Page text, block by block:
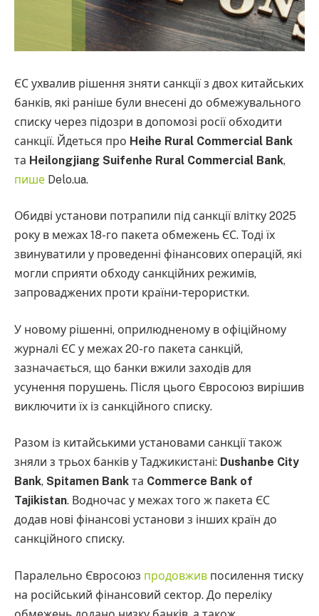
ЄС ухвалив рішення зняти санкції з двох китайських
банків, які раніше були внесені до обмежувального
списку через підозри в допомозі росії обходити
санкції. Йдеться про Heihe Rural Commercial Bank
та Heilongjiang Suifenhe Rural Commercial Bank,
пише Delo.ua.
Обидві установи потрапили під санкції влітку 2025
року в межах 18-го пакета обмежень ЄС. Тоді їх
звинуватили у проведенні фінансових операцій, які
могли сприяти обходу санкційних режимів,
запроваджених проти країни-терористки.
У новому рішенні, оприлюдненому в офіційному
журналі ЄС у межах 20-го пакета санкцій,
зазначається, що банки вжили заходів для
усунення порушень. Після цього Євросоюз вирішив
виключити їх із санкційного списку.
Разом із китайськими установами санкції також
зняли з трьох банків у Таджикистані: Dushanbe City
Bank, Spitamen Bank та Commerce Bank of
Tajikistan. Водночас у межах того ж пакета ЄС
додав нові фінансові установи з інших країн до
санкційного списку.
Паралельно Євросоюз продовжив посилення тиску
на російський фінансовий сектор. До переліку